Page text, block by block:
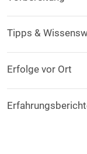
Tipps &
Erfolge vor Ort